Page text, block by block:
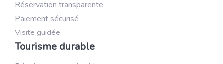
Réservation transparente
Paiement sécurisé
Visite guidée
Tourisme durable